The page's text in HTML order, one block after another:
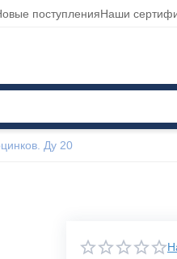
поступленияНаши
Ду 20